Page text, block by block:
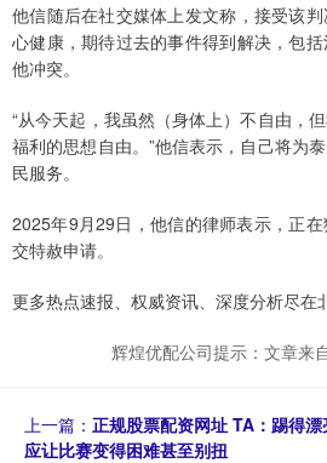
他信随后在社交媒体上发文称，接受该
心健康，期待过去的事件得到解决，包
他冲突。
“从今天起，我虽然（身体上）不自由，
福利的思想自由。”他信表示，自己将为
民服务。
2025年9月29日，他信的律师表示，正
交特赦申请。
更多热点速报、权威资讯、深度分析尽在
辉煌优配公司提示：文章来
上一篇： 正规股票配资网址 TA：踢得
应让比赛变得困难甚至别扭